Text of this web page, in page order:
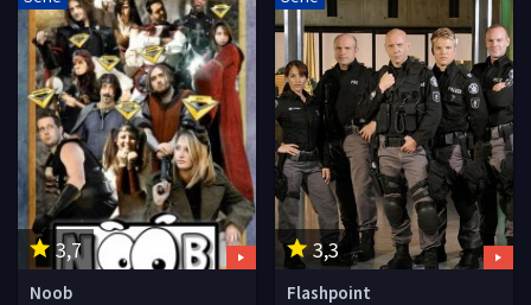
3,7
Noob
3,3
Flashpoint